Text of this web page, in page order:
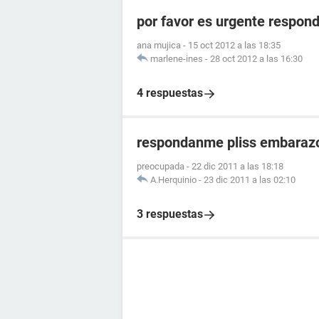
por favor es urgente
ana mujica - 15 oct 2012 a las 18:35
marlene-ines - 28 oct 2012 a las 16:30
4 respuestas
respondanme pliss
preocupada - 22 dic 2011 a las 18:18
A.Herquinio - 23 dic 2011 a las 02:10
3 respuestas